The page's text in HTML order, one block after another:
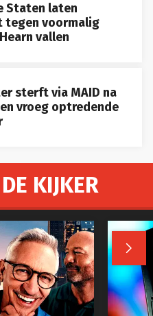
Staten laten
tegen voormalig
vallen
sterft via MAID na
vroeg optredende
KIJKER
